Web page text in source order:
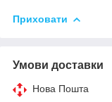
Приховати
Умови доставки
Нова Пошта